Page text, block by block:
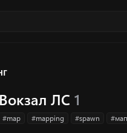
ЛС 1
#map #mapping #spawn